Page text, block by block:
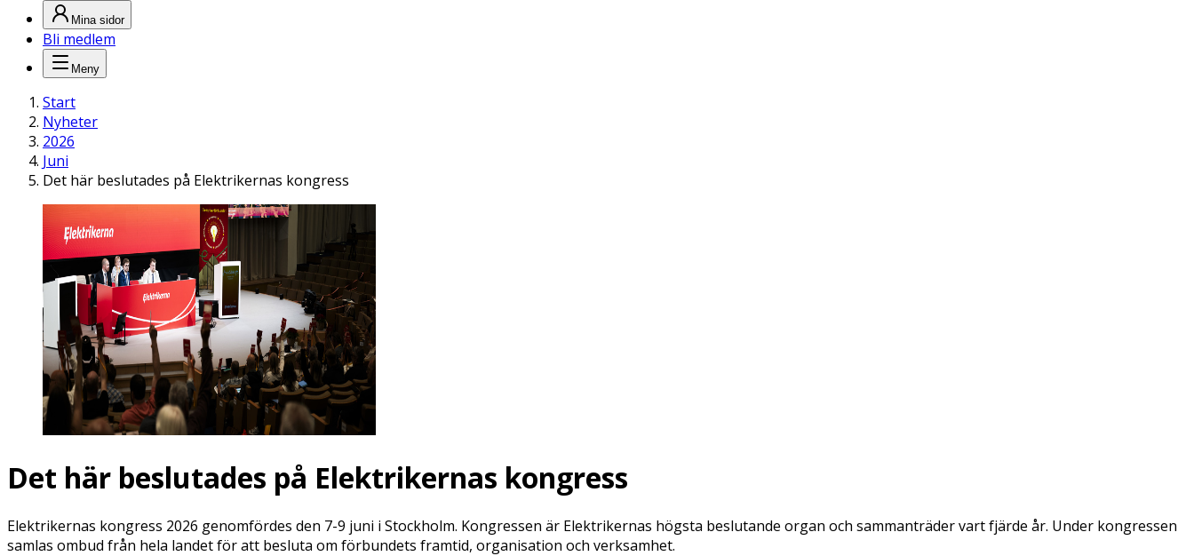
Mina sidor
Bli medlem
Meny
Start
Nyheter
2026
Juni
Det här beslutades på Elektrikernas kongress
Det här beslutades på Elektrikernas kongress
Elektrikernas kongress 2026 genomfördes den 7-9 juni i Stockholm. Kongressen är Elektrikernas högsta beslutande organ och sammanträder vart fjärde år. Under kongressen
samlas ombud från hela landet för att besluta om förbundets framtid, organisation och verksamhet.